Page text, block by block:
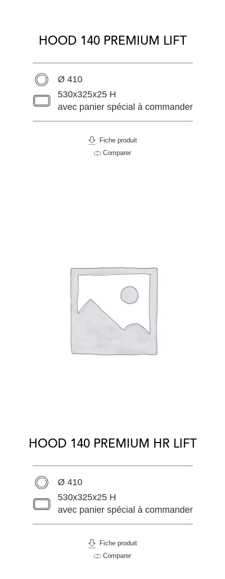
HOOD 140 PREMIUM LIFT
Ø 410
530x325x25 H
avec panier spécial à commander
Fiche produit
Comparer
HOOD 140 PREMIUM HR LIFT
Ø 410
530x325x25 H
avec panier spécial à commander
Fiche produit
Comparer